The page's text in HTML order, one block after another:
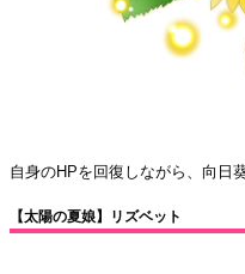
自身のHPを回復しながら、向日
【太陽の夏娘】リズベット